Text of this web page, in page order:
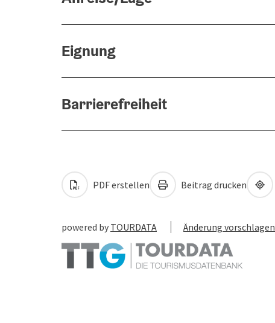
Eignung
Barrierefreiheit
PDF erstellen Beitrag drucken
powered by TOURDATA Änderung vorschlagen